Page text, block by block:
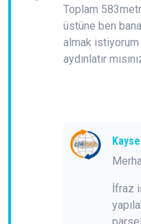
Toplam
üstüne ben
almak
aydınlatır
İfraz